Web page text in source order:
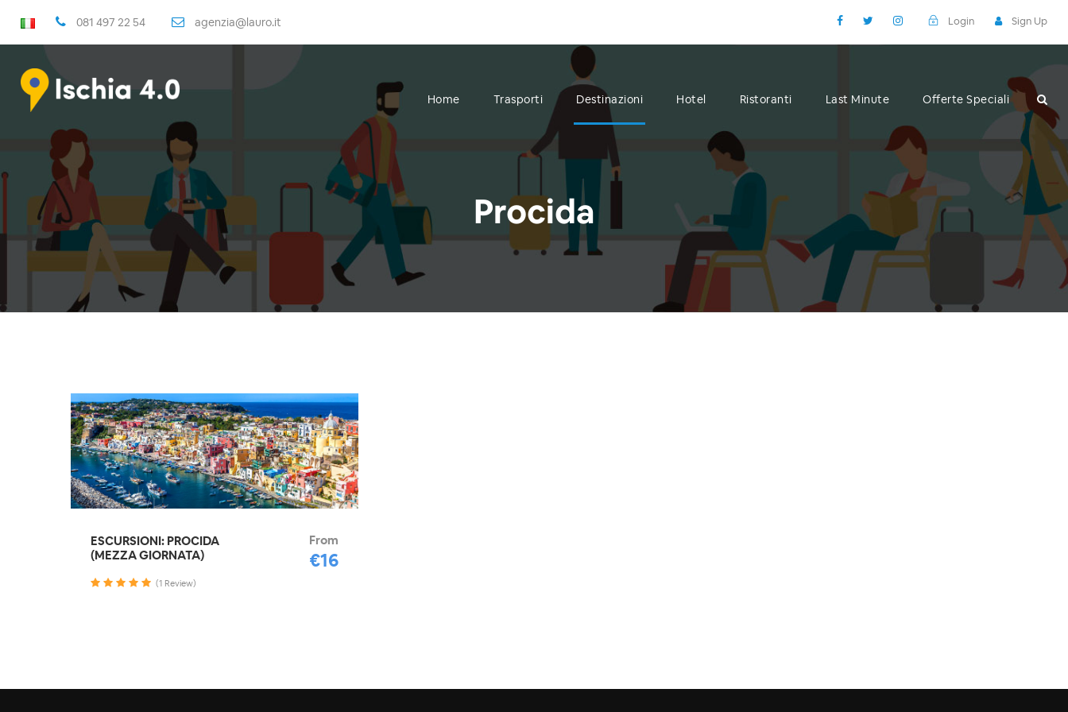
081 497 22 54 agenzia@lauro.it Login Sign Up
Home Trasporti Destinazioni Hotel Ristoranti Last Minute Offerte Speciali
Procida
ESCURSIONI: PROCIDA
(MEZZA GIORNATA)
From
€16
(1 Review)